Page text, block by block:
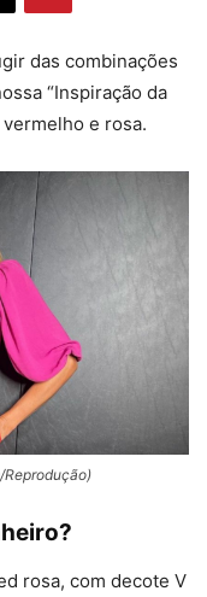
das combinações
“Inspiração da
e rosa.
Reprodução)
rosa, com decote V